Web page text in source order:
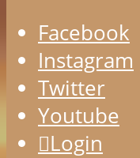
Facebook
Instagram
Twitter
Youtube
Login